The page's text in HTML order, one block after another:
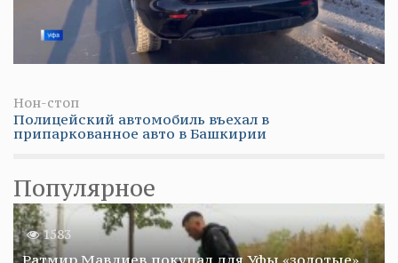
Нон-стоп
Полицейский автомобиль въехал в
припаркованное авто в Башкирии
Популярное
1583
Ратмир Мавлиев покупал для Уфы «золотые»